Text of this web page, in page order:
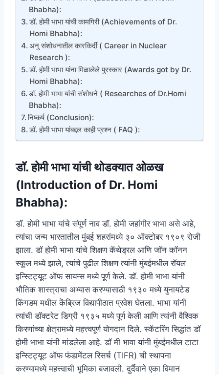
Bhabha):
डॉ. होमी भाभा यांची कामगिरी (Achievements of Dr.
Homi Bhabha):
अनु संशोधनातील कारकिर्दी ( Career in Nuclear
Research ):
डॉ. होमी भाभा यांना मिळालेले पुरस्कार (Awards got by Dr.
Homi Bhabha):
डॉ. होमी भाभा यांची संशोधने ( Researches of Dr.Homi
Bhabha):
निष्कर्ष (Conclusion):
डॉ. होमी भाभा यांबद्दल काही प्रश्न ( FAQ ):
डॉ. होमी भाभा यांची थोडक्यात ओळख
(Introduction of Dr. Homi
Bhabha):
डॉ. होमी भाभा यांचे संपूर्ण नाव डॉ. होमी जहांगीर भाभा असे आहे,
त्यांचा जन्म भारतातील मुंबई शहरांमध्ये ३० ऑक्टोबर १९०९ रोजी
झाला. डॉ होमी भाभा यांचे शिक्षण कॅथेड्रल आणि जॉन कॉनन
स्कूल मध्ये झाले, त्यांचे पुढील शिक्षण त्यांनी मुंबईमधील रॉयल
इन्स्टिट्यूट ऑफ सायन्स मध्ये पूर्ण केले. डॉ. होमी भाभा यांनी
भौतिक शास्त्राचा अभ्यास करण्यासाठी १९३० मध्ये युनायटेड
किंगडम मधील केंब्रिज विद्यापीठात प्रवेश घेतला. भाभा यांनी
त्यांची डॉक्टरेट डिग्री १९३५ मध्ये पूर्ण केली आणि त्यांनी वैश्विक
किरणांच्या क्षेत्रामध्ये महत्त्वपूर्ण योगदान दिले. स्कॅटरिंग सिद्धांत डॉ
होमी भाभा यांनी मांडलेला आहे. डॉ मी भावा यांनी मुंबईमधील टाटा
इन्स्टिट्यूट ऑफ फंडामेंटल रिसर्च (TIFR) ची स्थापना
करण्यामध्ये महत्त्वाची भूमिका बजावली. दुर्दैवाने एका विमान